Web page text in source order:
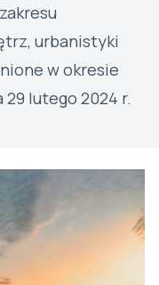
urbanistyki
w okresie
29 lutego 2024 r.